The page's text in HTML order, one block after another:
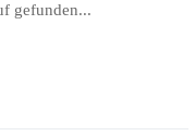
gefunden...